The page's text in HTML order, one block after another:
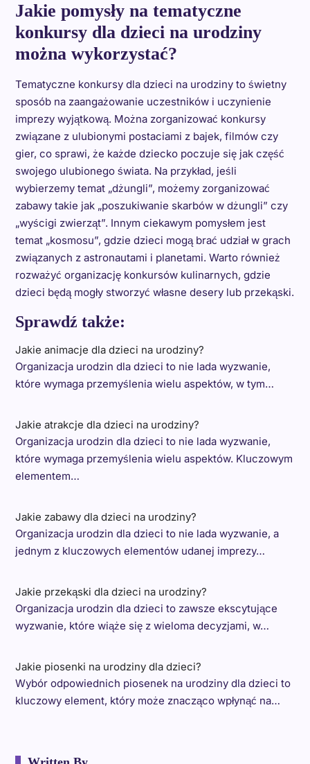
Jakie pomysły na tematyczne
konkursy dla dzieci na urodziny
można wykorzystać?
Tematyczne konkursy dla dzieci na urodziny to świetny
sposób na zaangażowanie uczestników i uczynienie
imprezy wyjątkową. Można zorganizować konkursy
związane z ulubionymi postaciami z bajek, filmów czy
gier, co sprawi, że każde dziecko poczuje się jak część
swojego ulubionego świata. Na przykład, jeśli
wybierzemy temat „dżungli”, możemy zorganizować
zabawy takie jak „poszukiwanie skarbów w dżungli” czy
„wyścigi zwierząt”. Innym ciekawym pomysłem jest
temat „kosmosu”, gdzie dzieci mogą brać udział w grach
związanych z astronautami i planetami. Warto również
rozważyć organizację konkursów kulinarnych, gdzie
dzieci będą mogły stworzyć własne desery lub przekąski.
Sprawdź także:
Jakie animacje dla dzieci na urodziny?
Organizacja urodzin dla dzieci to nie lada wyzwanie,
które wymaga przemyślenia wielu aspektów, w tym…
Jakie atrakcje dla dzieci na urodziny?
Organizacja urodzin dla dzieci to nie lada wyzwanie,
które wymaga przemyślenia wielu aspektów. Kluczowym
elementem…
Jakie zabawy dla dzieci na urodziny?
Organizacja urodzin dla dzieci to nie lada wyzwanie, a
jednym z kluczowych elementów udanej imprezy…
Jakie przekąski dla dzieci na urodziny?
Organizacja urodzin dla dzieci to zawsze ekscytujące
wyzwanie, które wiąże się z wieloma decyzjami, w…
Jakie piosenki na urodziny dla dzieci?
Wybór odpowiednich piosenek na urodziny dla dzieci to
kluczowy element, który może znacząco wpłynąć na…